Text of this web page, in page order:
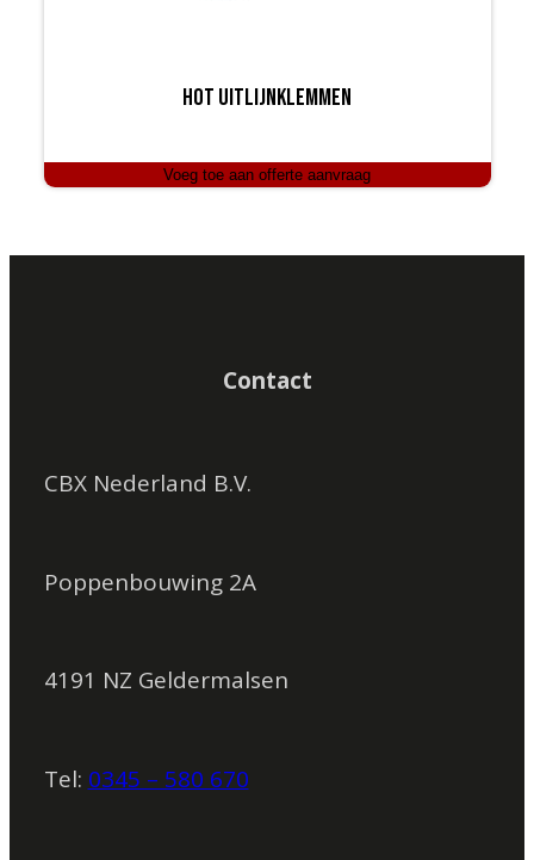
HoT uitlijnklemmen
Voeg toe aan offerte aanvraag
Contact
CBX Nederland B.V.
Poppenbouwing 2A
4191 NZ Geldermalsen
Tel: 0345 – 580 670